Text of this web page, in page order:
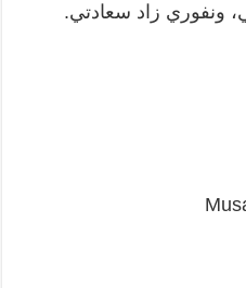
ونفوري زاد سعادتي.